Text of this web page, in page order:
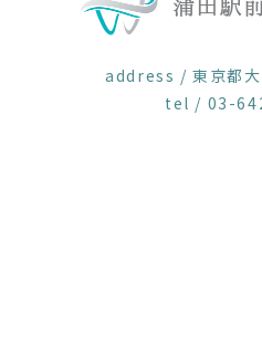
address / 東京都
tel / 03-